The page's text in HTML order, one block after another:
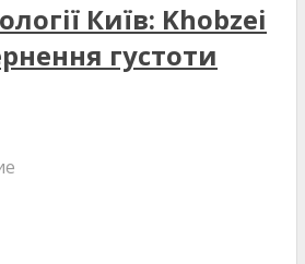
Київ: Khobzei
густоти